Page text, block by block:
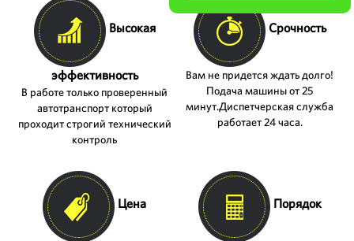
Высокая
эффективность
В работе только проверенный
автотранспорт который
проходит строгий технический
контроль
Срочность
Вам не придется ждать долго!
Подача машины от 25
минут.Диспетчерская служба
работает 24 часа.
Цена Порядок